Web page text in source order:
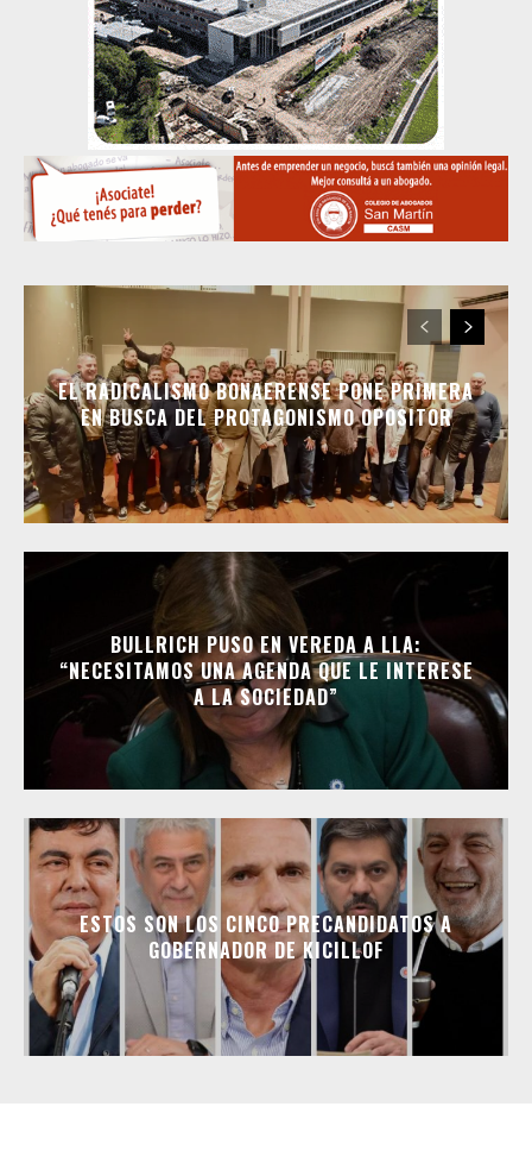
EL RADICALISMO BONAERENSE PONE PRIMERA
EN BUSCA DEL PROTAGONISMO OPOSITOR
BULLRICH PUSO EN VEREDA A LLA:
“NECESITAMOS UNA AGENDA QUE LE INTERESE
A LA SOCIEDAD”
ESTOS SON LOS CINCO PRECANDIDATOS A
GOBERNADOR DE KICILLOF